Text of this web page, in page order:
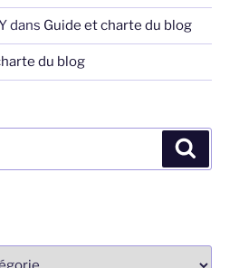
dans Guide et charte du blog
du blog